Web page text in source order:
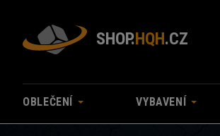
SHOP.HQH.CZ
OBLEČENÍ VYBAVENÍ